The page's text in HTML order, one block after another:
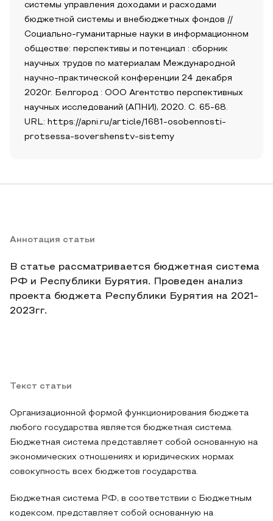
системы управления доходами и расходами
бюджетной системы и внебюджетных фондов //
Социально-гуманитарные науки в информационном
обществе: перспективы и потенциал : сборник
научных трудов по материалам Международной
научно-практической конференции 24 декабря
2020г. Белгород : ООО Агентство перспективных
научных исследований (АПНИ), 2020. С. 65-68.
URL: https://apni.ru/article/1681-osobennosti-
protsessa-sovershenstv-sistemy
Аннотация статьи
В статье рассматривается бюджетная система
РФ и Республики Бурятия. Проведен анализ
проекта бюджета Республики Бурятия на 2021-
2023гг.
Текст статьи
Организационной формой функционирования бюджета
любого государства является бюджетная система.
Бюджетная система представляет собой основанную на
экономических отношениях и юридических нормах
совокупность всех бюджетов государства.
Бюджетная система РФ, в соответствии с Бюджетным
кодексом, представляет собой основанную на